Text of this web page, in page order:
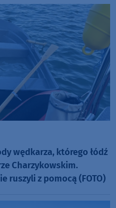
wędkarza, którego łódź
Charzykowskim.
ruszyli z pomocą (FOTO)